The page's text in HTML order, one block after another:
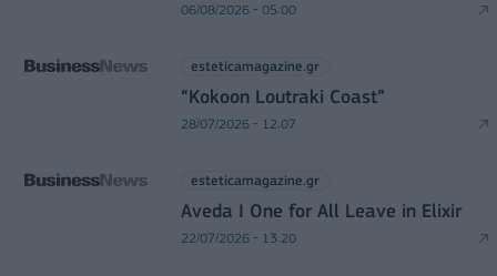
06/08/2026 - 05:00
esteticamagazine.gr
“Kokoon Loutraki Coast”
28/07/2026 - 12:07
esteticamagazine.gr
Aveda I One for All Leave in Elixir
22/07/2026 - 13:20